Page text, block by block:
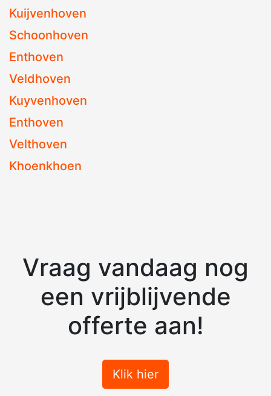
Kuijvenhoven
Schoonhoven
Enthoven
Veldhoven
Kuyvenhoven
Enthoven
Velthoven
Khoenkhoen
Vraag vandaag nog
een vrijblijvende
offerte aan!
Klik hier